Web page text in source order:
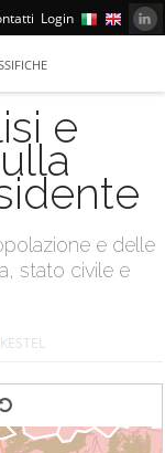
Login
e
e delle
stato civile e
KESTEL